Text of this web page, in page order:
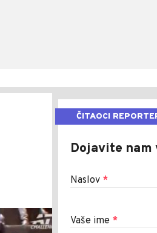
ČITAOCI
Dojavite
Naslov *
Vaše ime *